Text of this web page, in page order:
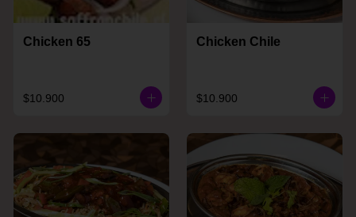
Chicken 65
$10.900
Chicken Chile
$10.900